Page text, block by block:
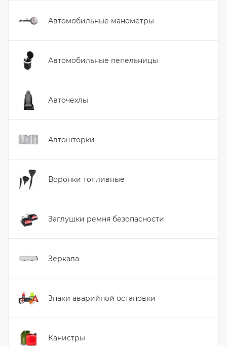
Автомобильные манометры
Автомобильные пепельницы
Авточехлы
Автошторки
Воронки топливные
Заглушки ремня безопасности
Зеркала
Знаки аварийной остановки
Канистры